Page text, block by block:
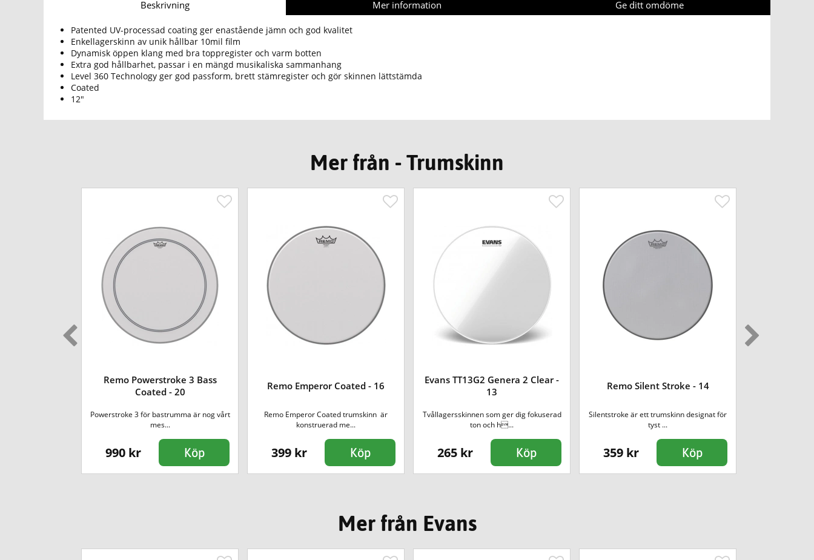
Beskrivning Mer information Ge ditt omdöme
Patented UV-processad coating ger enastående jämn och god kvalitet
Enkellagerskinn av unik hållbar 10mil film
Dynamisk öppen klang med bra toppregister och varm botten
Extra god hållbarhet, passar i en mängd musikaliska sammanhang
Level 360 Technology ger god passform, brett stämregister och gör skinnen lättstämda
Coated
12"
Mer från - Trumskinn
Remo Powerstroke 3 Bass
Coated - 20
Powerstroke 3 för bastrumma är nog vårt
mes...
990 kr Köp
Remo Emperor Coated - 16
Remo Emperor Coated trumskinn är
konstruerad me...
399 kr Köp
Evans TT13G2 Genera 2 Clear -
13
Tvållagersskinnen som ger dig fokuserad
ton och h...
265 kr Köp
Remo Silent Stroke - 14
Silentstroke är ett trumskinn designat för
tyst ...
359 kr Köp
Mer från Evans